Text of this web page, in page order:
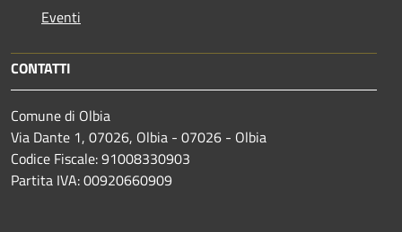
Eventi
CONTATTI
Comune di Olbia
Via Dante 1, 07026, Olbia - 07026 - Olbia
Codice Fiscale: 91008330903
Partita IVA: 00920660909